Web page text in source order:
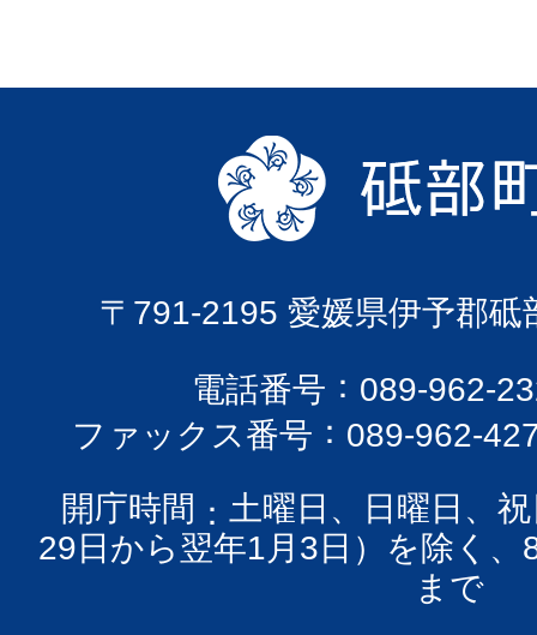
〒791-2195 愛媛県伊予郡砥
電話番号
089-962-
ファックス番号
089-962-
開庁時間
土曜日、日曜日、
29日から翌年1月3日）を除く、
まで